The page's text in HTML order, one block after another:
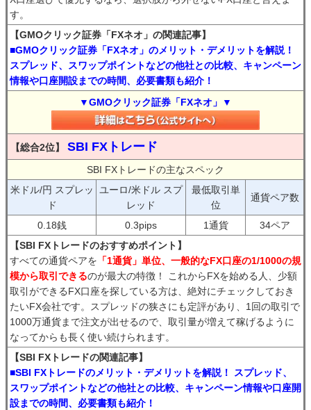
す。
【GMOクリック証券「FXネオ」の関連記事】
■GMOクリック証券「FXネオ」のメリット・デメリットを解説！
スプレッド、スワップポイントなどの他社との比較、キャンペーン
情報や口座開設までの時間、必要書類も紹介！
▼GMOクリック証券「FXネオ」▼
【総合2位】 SBI FXトレード
SBI FXトレードの主なスペック
米ドル/円 スプレッ
ド
ユーロ/米ドル スプ
レッド
最低取引単
位
通貨ペア数
0.18銭 0.3pips 1通貨
34ペア
【SBI FXトレードのおすすめポイント】
すべての通貨ペアを 「1通貨」単位、一般的なFX口座の1/1000の規
模から取引できるのが最大の特徴！ これからFXを始める人、少額
取引ができるFX口座を探している方は、絶対にチェックしておき
たいFX会社です。スプレッドの狭さにも定評があり、1回の取引で
1000万通貨まで注文が出せるので、取引量が増えて稼げるように
なってからも長く使い続けられます。
【SBI FXトレードの関連記事】
■SBI FXトレードのメリット・デメリットを解説！ スプレッド、
スワップポイントなどの他社との比較、キャンペーン情報や口座開
設までの時間、必要書類も紹介！